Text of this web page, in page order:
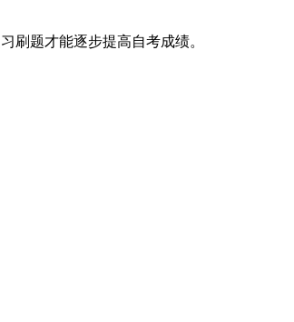
刷题才能逐步提高自考成绩。